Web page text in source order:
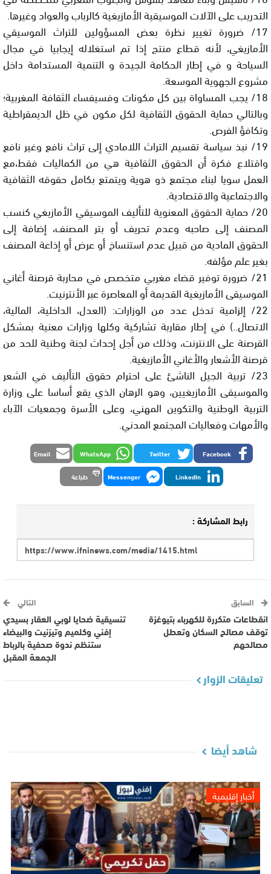
التدريب على الآلات الموسيقية الأمازيغية كالرباب والعواد وغيرها.
17/ ضرورة تغيير نظرة بعض المسؤولين للتراث الموسيقي
الأمازيغي، لأنه قطاع منتج إذا تم استغلاله إيجابيا في مجال
السياحة و في إطار الحكامة الجيدة و التنمية المستدامة داخل
مشروع الجهوية الموسعة.
18/ يجب المساواة بين كل مكونات وفسيفساء الثقافة المغربية؛
وبالتالي حماية الحقوق الثقافية لكل مكون في ظل الديمقراطية
وتكافؤ الفرص.
19/ نبذ سياسة تقسيم التراث اللامادي إلى تراث نافع وغير نافع
واقتلاع فكرة أن الحقوق الثقافية هي من الكماليات فقط،مع
العمل سويا لبناء مجتمع ذو هوية ويتمتع بكامل حقوقه الثقافية
والاجتماعية والاقتصادية.
20/ حماية الحقوق المعنوية للتأليف الموسيقي الأمازيغي كنسب
المصنف إلى صاحبه وعدم تحريف أو بتر المصنف، إضافة إلى
الحقوق المادية من قبيل عدم استنساخ أو عرض أو إذاعة المصنف
بغير علم مؤلفه.
21/ ضرورة توفير قضاء مغربي متخصص في محاربة قرصنة أغاني
الموسيقى الأمازيغية القديمة أو المعاصرة عبر الأنترنيت.
22/ إلزامية تدخل عدد من الوزارات: (العدل، الداخلية، المالية،
الاتصال..) في إطار مقاربة تشاركية وكلها وزارات معنية بمشكل
القرصنة على الانترنت، وذلك من أجل إحداث لجنة وطنية للحد من
قرصنة الأشعار والأغاني الأمازيغية.
23/ تربية الجيل الناشئ على احترام حقوق التأليف في الشعر
والموسيقى الأمازيغيين، وهو الرهان الذي يقع أساسا على وزارة
التربية الوطنية والتكوين المهني، وعلى الأسرة وجمعيات الآباء
والأمهات وفعاليات المجتمع المدني.
Facebook
Twitter
WhatsApp
Email
LinkedIn
Messenger طباعة
رابط المشاركة :
السابق
انقطاعات متكررة للكهرباء بتيوغزة
توقف مصالح السكان وتعطل
مصالحهم
التالي
تنسيقية ضحايا لوبي العقار بسيدي
إفني وكلميم وتيزنيت والبيضاء
ستنظم ندوة صحفية بالرباط
الجمعة المقبل‎
تعليقات الزوار
شاهد أيضا
أخبار إقليمية